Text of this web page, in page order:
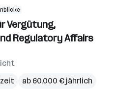
Vergütung,
Regulatory Affairs
ab 60.000 € jährlich